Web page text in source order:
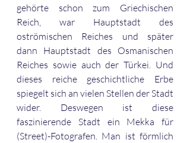
gehörte schon zum Griechischen
Reich, war Hauptstadt des
oströmischen Reiches und später
dann Hauptstadt des Osmanischen
Reiches sowie auch der Türkei. Und
dieses reiche geschichtliche Erbe
spiegelt sich an vielen Stellen der Stadt
wider. Deswegen ist diese
faszinierende Stadt ein Mekka für
(Street)-Fotografen. Man ist förmlich